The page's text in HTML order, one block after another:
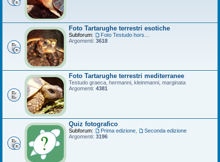
Foto Tartarughe terrestri esotiche
Subforum:
Argomenti: 3618
Foto Tartarughe terrestri mediterranee
Testudo graeca, hermanni, kleinmanni, marginata
Argomenti: 4381
Quiz fotografico
Subforum: Prima edizione
Seconda edizione
Argomenti: 3196